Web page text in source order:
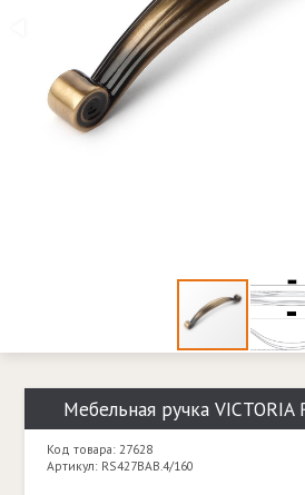
Мебельная ручка VICTORIA
Код товара: 27628
Артикул: RS427BAB.4/160